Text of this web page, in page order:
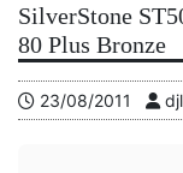
SilverStone
80 Plus Bronze
23/08/2011